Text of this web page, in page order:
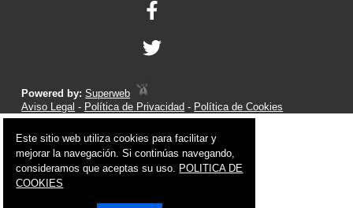
Powered by:Superweb
Aviso Legal - Política de Privacidad - Política de Cookies
Este sitio web utiliza cookies para facilitar y
mejorar la navegación. Si continúas navegando,
consideramos que aceptas su uso. POLITICA DE
COOKIES